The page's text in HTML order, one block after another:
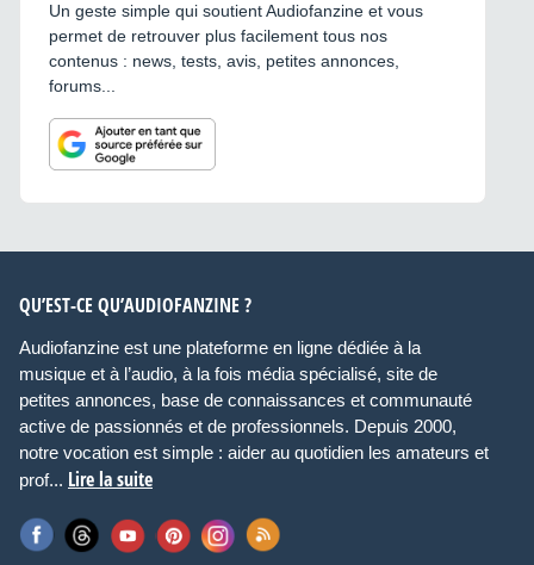
Un geste simple qui soutient Audiofanzine et vous
permet de retrouver plus facilement tous nos
contenus : news, tests, avis, petites annonces,
forums...
QU’EST-CE QU’AUDIOFANZINE ?
Audiofanzine est une plateforme en ligne dédiée à la
musique et à l’audio, à la fois média spécialisé, site de
petites annonces, base de connaissances et communauté
active de passionnés et de professionnels. Depuis 2000,
notre vocation est simple : aider au quotidien les amateurs et
prof... Lire la suite